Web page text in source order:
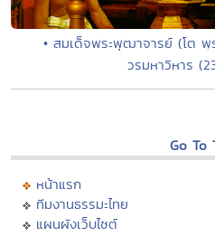
• สมเด็จพระพุฒาจารย์ (โต พฺ
วรมหาวิหาร
Go To
หน้าแรก
ทีมงานธรรมะไทย
แผนผังเว็บไซต์